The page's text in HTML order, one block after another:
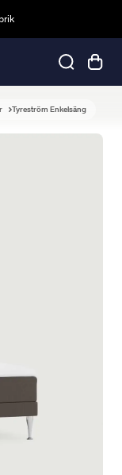
Tyreström Enkelsäng